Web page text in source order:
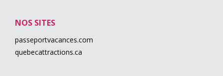
NOS SITES
passeportvacances.com
quebecattractions.ca